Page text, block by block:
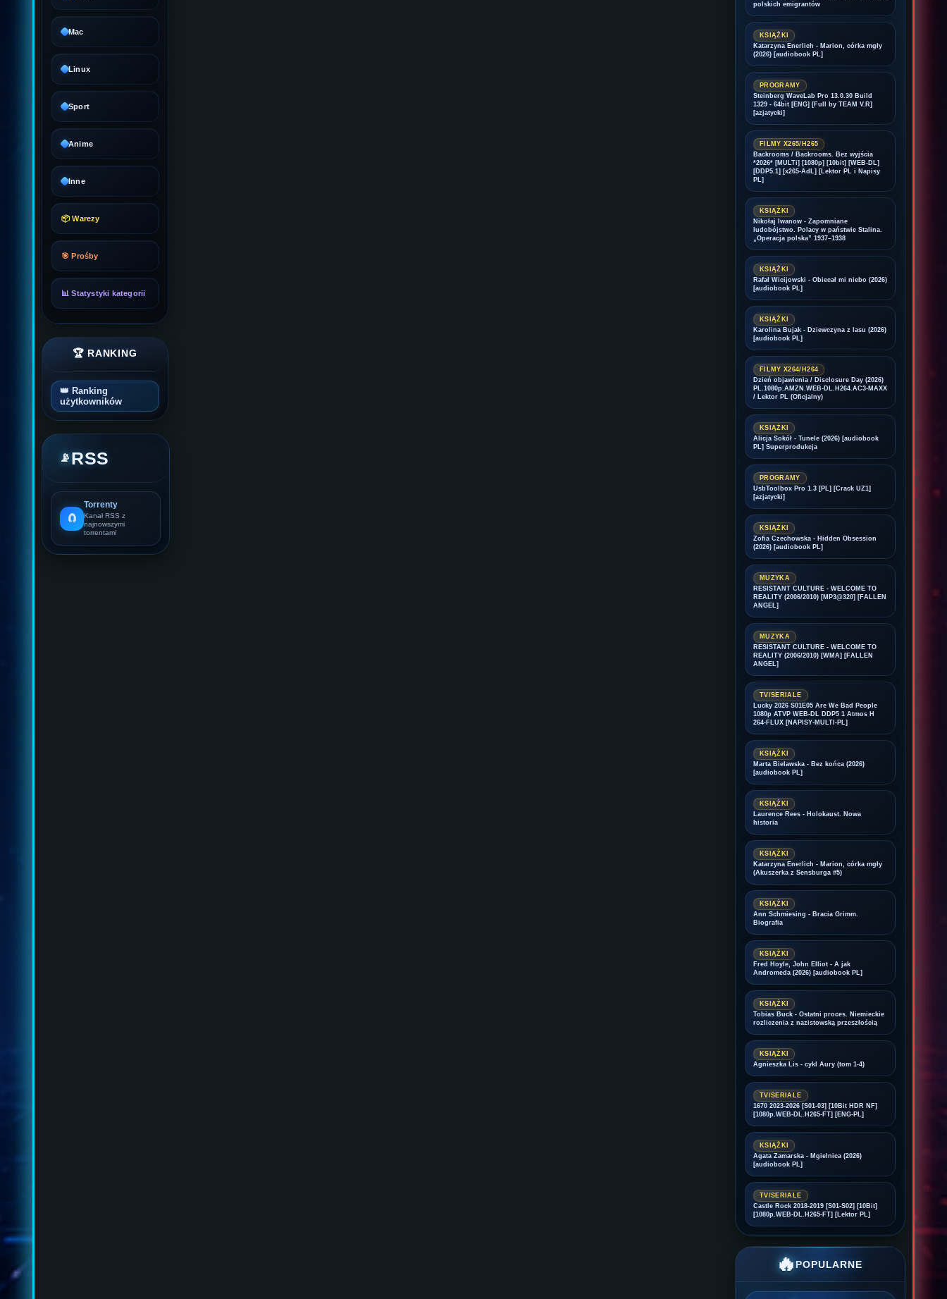
Mac
Linux
Sport
Anime
Inne
📦 Warezy
🎯 Prośby
📊 Statystyki kategorii
🏆 RANKING
👑 Ranking
użytkowników
📡RSS
🧲
Torrenty
Kanał RSS z
najnowszymi
torrentami
polskich emigrantów
KSIĄŻKI
Katarzyna Enerlich - Marion, córka mgły
(2026) [audiobook PL]
PROGRAMY
Steinberg WaveLab Pro 13.0.30 Build
1329 - 64bit [ENG] [Full by TEAM V.R]
[azjatycki]
FILMY X265/H265
Backrooms / Backrooms. Bez wyjścia
*2026* [MULTi] [1080p] [10bit] [WEB-DL]
[DDP5.1] [x265-AdL] [Lektor PL i Napisy
PL]
KSIĄŻKI
Nikołaj Iwanow - Zapomniane
ludobójstwo. Polacy w państwie Stalina.
„Operacja polska” 1937–1938
KSIĄŻKI
Rafał Wicijowski - Obiecał mi niebo (2026)
[audiobook PL]
KSIĄŻKI
Karolina Bujak - Dziewczyna z lasu (2026)
[audiobook PL]
FILMY X264/H264
Dzień objawienia / Disclosure Day (2026)
PL.1080p.AMZN.WEB-DL.H264.AC3-MAXX
/ Lektor PL (Oficjalny)
KSIĄŻKI
Alicja Sokół - Tunele (2026) [audiobook
PL] Superprodukcja
PROGRAMY
UsbToolbox Pro 1.3 [PL] [Crack UZ1]
[azjatycki]
KSIĄŻKI
Zofia Czechowska - Hidden Obsession
(2026) [audiobook PL]
MUZYKA
RESISTANT CULTURE - WELCOME TO
REALITY (2006/2010) [MP3@320] [FALLEN
ANGEL]
MUZYKA
RESISTANT CULTURE - WELCOME TO
REALITY (2006/2010) [WMA] [FALLEN
ANGEL]
TV/SERIALE
Lucky 2026 S01E05 Are We Bad People
1080p ATVP WEB-DL DDP5 1 Atmos H
264-FLUX [NAPISY-MULTI-PL]
KSIĄŻKI
Marta Bielawska - Bez końca (2026)
[audiobook PL]
KSIĄŻKI
Laurence Rees - Holokaust. Nowa
historia
KSIĄŻKI
Katarzyna Enerlich - Marion, córka mgły
(Akuszerka z Sensburga #5)
KSIĄŻKI
Ann Schmiesing - Bracia Grimm.
Biografia
KSIĄŻKI
Fred Hoyle, John Elliot - A jak
Andromeda (2026) [audiobook PL]
KSIĄŻKI
Tobias Buck - Ostatni proces. Niemieckie
rozliczenia z nazistowską przeszłością
KSIĄŻKI
Agnieszka Lis - cykl Aury (tom 1-4)
TV/SERIALE
1670 2023-2026 [S01-03] [10Bit HDR NF]
[1080p.WEB-DL.H265-FT] [ENG-PL]
KSIĄŻKI
Agata Zamarska - Mgielnica (2026)
[audiobook PL]
TV/SERIALE
Castle Rock 2018-2019 [S01-S02] [10Bit]
[1080p.WEB-DL.H265-FT] [Lektor PL]
🔥POPULARNE